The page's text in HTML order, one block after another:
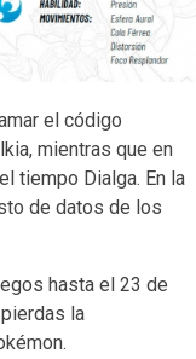
el código
mientras que en
tiempo Dialga. En la
de datos de los
hasta el 23 de
la